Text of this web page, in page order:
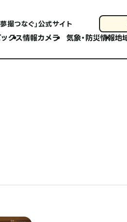
夢撮つなぐ」公式サイト
クス情報カメラ 気象・防災情報地